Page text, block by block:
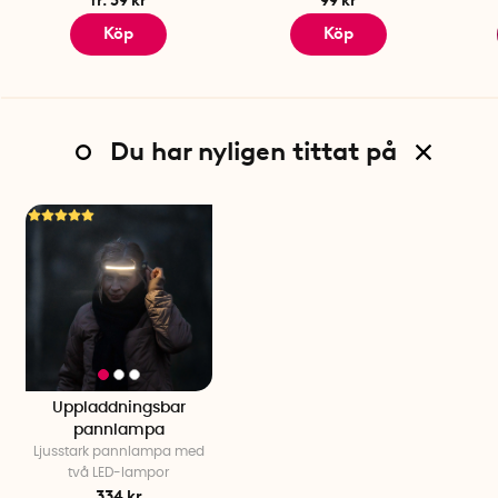
Laddningstid: ca 2,5 timmar
Ljuskälla huvudlampa: COB LED
Ljuskälla sidolampa: XPE LED
Köp Köp
Du har nyligen tittat på
Uppladdningsbar
pannlampa
Ljusstark pannlampa med
två LED-lampor